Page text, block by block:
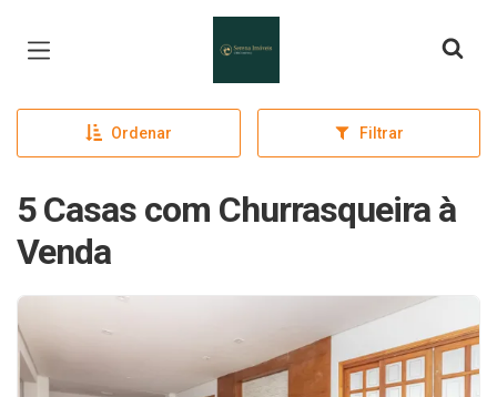
Ordenar Filtrar
5 Casas com Churrasqueira à
Venda